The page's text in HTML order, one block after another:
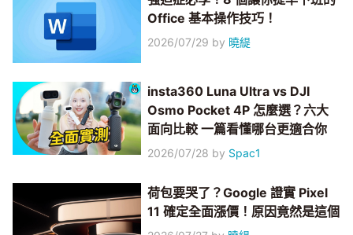
Office 基本操作技巧！
2026/07/29 by 曉緹
insta360 Luna Ultra vs DJI
Osmo Pocket 4P 怎麼選？六大
面向比較 一篇看懂哪台更適合你
2026/07/28 by Spac1
荷包要哭了？Google 證實 Pixel
11 確定全面漲價！原因竟然是這個